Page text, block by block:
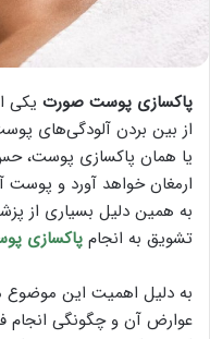
پاکسازی پوست صورت یکی
از بین بردن آلودگی‌های
یا همان پاکسازی پوست، حس
ارمغان خواهد آورد و
به همین دلیل بسیاری از
تشویق به انجام پاکسازی
به دلیل اهمیت این موضوع
عوارض آن و چگونگی انجام